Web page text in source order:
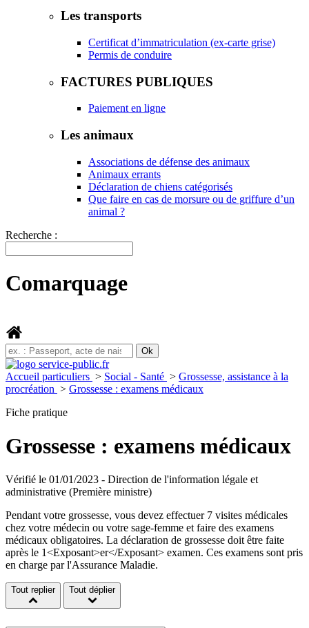
Les transports
Certificat d’immatriculation (ex-carte grise)
Permis de conduire
FACTURES PUBLIQUES
Paiement en ligne
Les animaux
Associations de défense des animaux
Animaux errants
Déclaration de chiens catégorisés
Que faire en cas de morsure ou de griffure d’un
animal ?
Recherche :
Comarquage
Accueil particuliers > Social - Santé > Grossesse, assistance à la
procréation > Grossesse : examens médicaux
Fiche pratique
Grossesse : examens médicaux
Vérifié le 01/01/2023 - Direction de l'information légale et
administrative (Première ministre)
Pendant votre grossesse, vous devez effectuer 7 visites médicales
chez votre médecin ou votre sage-femme et faire des examens
médicaux obligatoires. La déclaration de grossesse doit être faite
après le 1<Exposant>er</Exposant> examen. Ces examens sont pris
en charge par l'Assurance Maladie.
Tout replier Tout déplier